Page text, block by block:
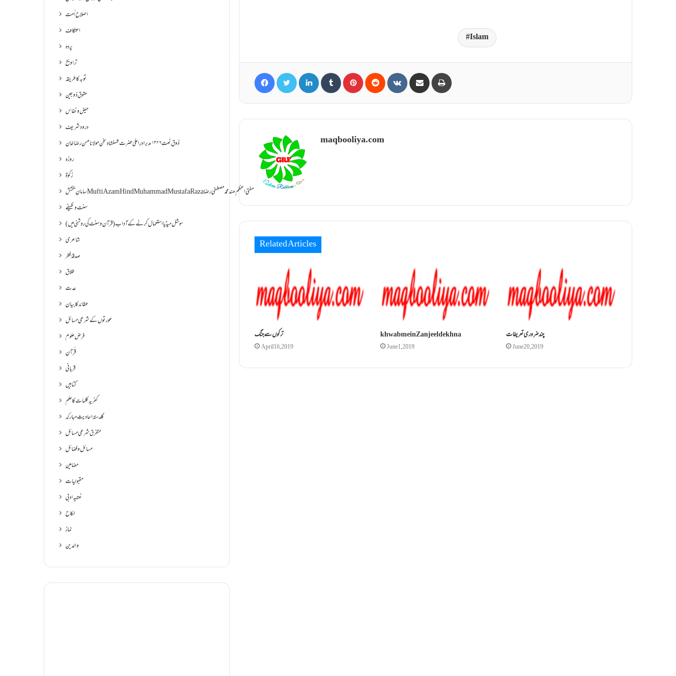
Islam
maqbooliya.com
Related Articles
ترکوں سے جنگ
April 16, 2019
khwab mein Zanjeel dekhna
June 1, 2019
چند ضروری تعریفات
June 20, 2019
اصلاح اُمت
اعتکاف
پردہ
تراویح
توبہ کا طریقہ
حقوقِ ذوجین
حیض و نفاس
درود شریف
ذَوقِ نَعت ۱۳۲۶ھ برادرِ اعلیٰ حضرت شہنشاہِ سخن مولانا حسن رضا خان
روزہ
زکٰوۃ
سامانِ بخشش Mufti Azam Hind Muhammad Mustafa Raza مفتی اعظم ھند محمد مصطفیٰ رضا
سنت وظیفے
سوشل میڈیا استعمال کرنے کے آداب (قرآن و سنت کی روشنی میں)
شاعری
صدقۂ فطر
طلاق
عدت
عقائد کا بیان
عورتوں کے شرعی مسائل
فرض علوم
قُرآنِ
قربانی
کتابیں
کفریہ کلمات کا علم
گلدستۂ احادیثِ مبارکہ
متفرق شرعی مسائل
مسائل و فضائل
مضامین
مقبولیات
نعتیہ ادبی
نکاح
نماز
والدین